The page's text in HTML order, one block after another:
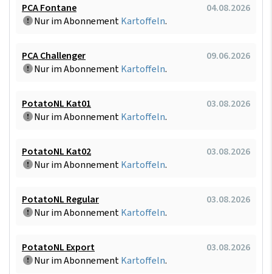
PCA Fontane
04.08.2026
Nur im AbonnementKartoffeln.
PCA Challenger
09.06.2026
Nur im AbonnementKartoffeln.
PotatoNL Kat01
03.08.2026
Nur im AbonnementKartoffeln.
PotatoNL Kat02
03.08.2026
Nur im AbonnementKartoffeln.
PotatoNL Regular
03.08.2026
Nur im AbonnementKartoffeln.
PotatoNL Export
03.08.2026
Nur im AbonnementKartoffeln.